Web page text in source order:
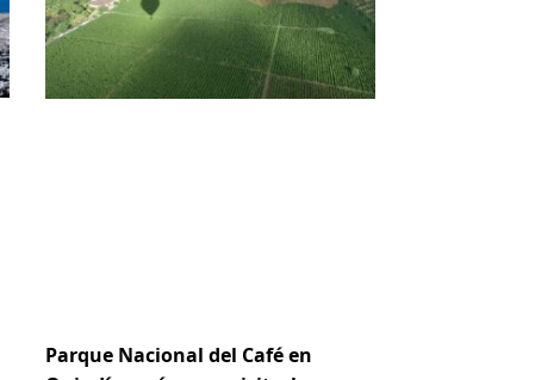
Parque Nacional del Café en